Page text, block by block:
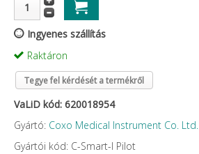
Ingyenes szállítás
Raktáron
Tegye fel kérdését a termékről
VaLiD kód: 620018954
Gyártó: Coxo Medical Instrument Co. Ltd.
Gyártói kód: C-Smart-I Pilot